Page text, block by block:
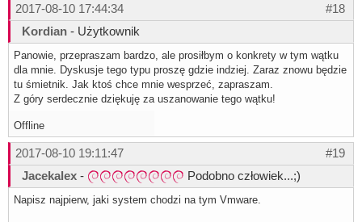
#18
2017-08-10 17:44:34
Kordian - Użytkownik
Panowie, przepraszam bardzo, ale prosiłbym o konkrety w tym wątku
dla mnie. Dyskusje tego typu proszę gdzie indziej. Zaraz znowu będzie
tu śmietnik. Jak ktoś chce mnie wesprzeć, zapraszam.
Z góry serdecznie dziękuję za uszanowanie tego wątku!
Offline
#19
2017-08-10 19:11:47
Jacekalex - Podobno człowiek...;)
Napisz najpierw, jaki system chodzi na tym Vmware.